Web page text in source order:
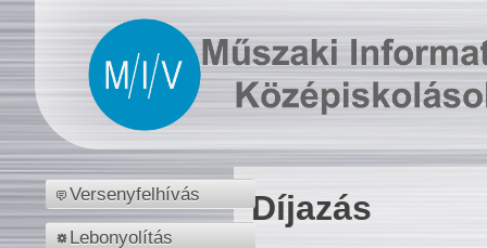
Versenyfelhívás
Lebonyolítás
Díjazás